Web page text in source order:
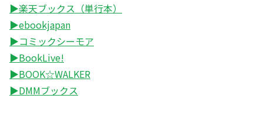
▶楽天ブックス（単行本）
▶ebookjapan
▶コミックシーモア
▶BookLive!
▶BOOK☆WALKER
▶DMMブックス